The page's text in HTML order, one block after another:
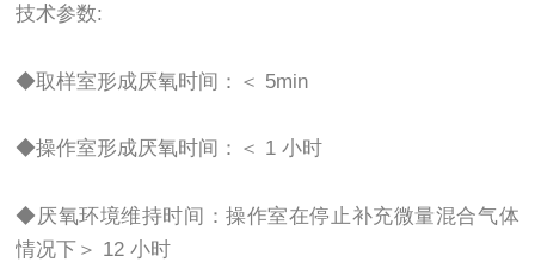
技术参数:
◆取样室形成厌氧时间：＜ 5min
◆操作室形成厌氧时间：＜ 1 小时
◆厌氧环境维持时间：操作室在停止补充微量混合气体
情况下＞ 12 小时